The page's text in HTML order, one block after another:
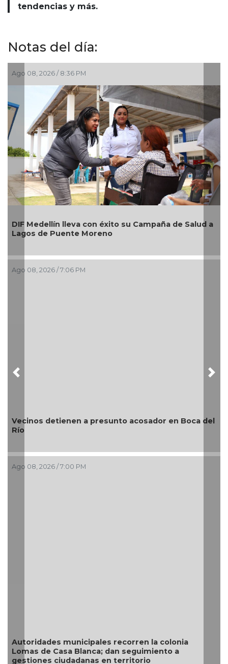
tendencias y más.
Notas del día:
Campaña de Salud a
acosador en Boca del
la colonia
seguimiento a
nuevos módulos comerciales
imagen de las playas e
Previous